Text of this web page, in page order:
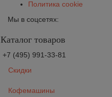
Политика cookie
Мы в соцсетях:
Каталог товаров
+7 (495) 991-33-81
Скидки
Кофемашины